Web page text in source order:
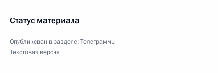
Статус материала
Опубликован в разделе:Телеграммы
Текстовая версия